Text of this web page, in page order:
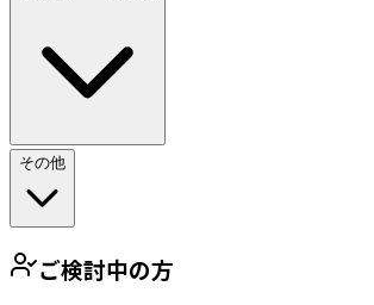
その他
ご検討中の方